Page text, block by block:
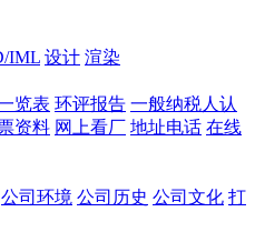
IML 设计 渲染
览表 环评报告 一般纳税人认
资料 网上看厂 地址电话 在线
公司环境 公司历史 公司文化 打